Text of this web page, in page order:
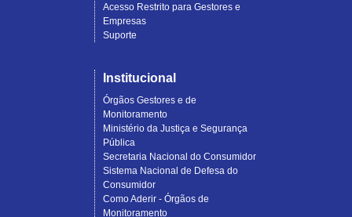
Acesso Restrito para Gestores e
Empresas
Suporte
Institucional
Órgãos Gestores e de
Monitoramento
Ministério da Justiça e Segurança
Pública
Secretaria Nacional do Consumidor
Sistema Nacional de Defesa do
Consumidor
Como Aderir - Órgãos de
Monitoramento